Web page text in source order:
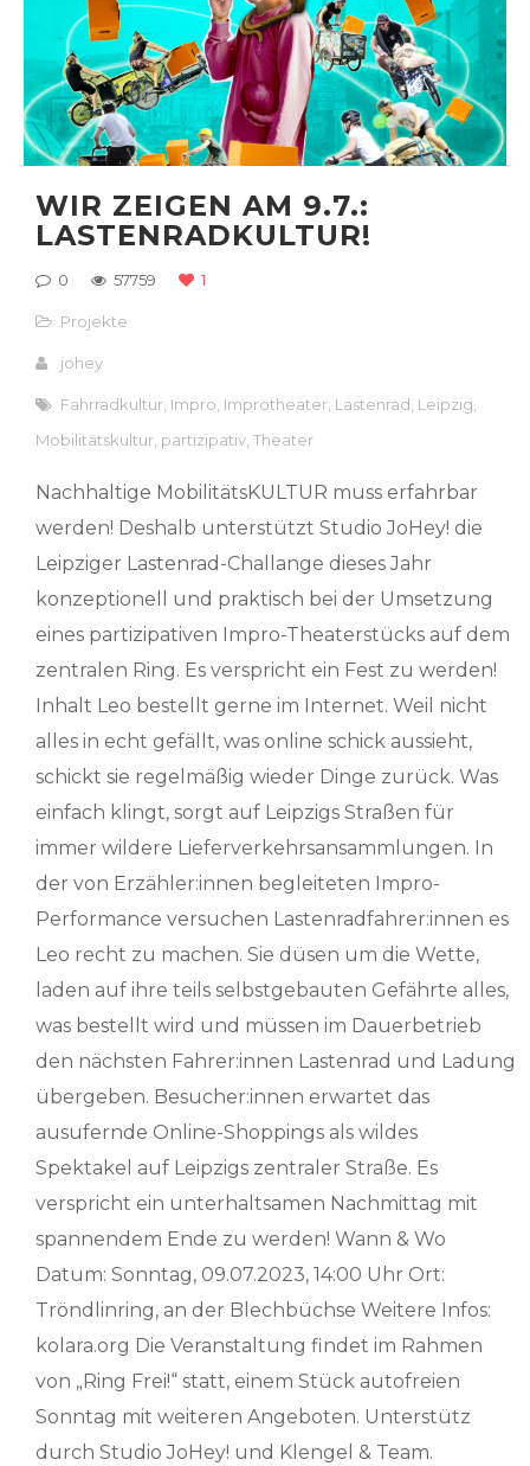
WIR ZEIGEN AM 9.7.:
LASTENRADKULTUR!
0 57759 1
Projekte
johey
Fahrradkultur Impro Improtheater Lastenrad Leipzig
Mobilitätskultur partizipativ ,Theater
Nachhaltige MobilitätsKULTUR muss erfahrbar
werden! Deshalb unterstützt Studio JoHey! die
Leipziger Lastenrad-Challange dieses Jahr
konzeptionell und praktisch bei der Umsetzung
eines partizipativen Impro-Theaterstücks auf dem
zentralen Ring. Es verspricht ein Fest zu werden!
Inhalt Leo bestellt gerne im Internet. Weil nicht
alles in echt gefällt, was online schick aussieht,
schickt sie regelmäßig wieder Dinge zurück. Was
einfach klingt, sorgt auf Leipzigs Straßen für
immer wildere Lieferverkehrsansammlungen. In
der von Erzähler:innen begleiteten Impro-
Performance versuchen Lastenradfahrer:innen es
Leo recht zu machen. Sie düsen um die Wette,
laden auf ihre teils selbstgebauten Gefährte alles,
was bestellt wird und müssen im Dauerbetrieb
den nächsten Fahrer:innen Lastenrad und Ladung
übergeben. Besucher:innen erwartet das
ausufernde Online-Shoppings als wildes
Spektakel auf Leipzigs zentraler Straße. Es
verspricht ein unterhaltsamen Nachmittag mit
spannendem Ende zu werden! Wann & Wo
Datum: Sonntag, 09.07.2023, 14:00 Uhr Ort:
Tröndlinring, an der Blechbüchse Weitere Infos:
kolara.org Die Veranstaltung findet im Rahmen
von „Ring Frei!“ statt, einem Stück autofreien
Sonntag mit weiteren Angeboten. Unterstütz
durch Studio JoHey! und Klengel & Team.